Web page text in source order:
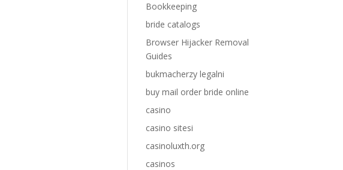
Bookkeeping
bride catalogs
Browser Hijacker Removal
Guides
bukmacherzy legalni
buy mail order bride online
casino
casino sitesi
casinoluxth.org
casinos